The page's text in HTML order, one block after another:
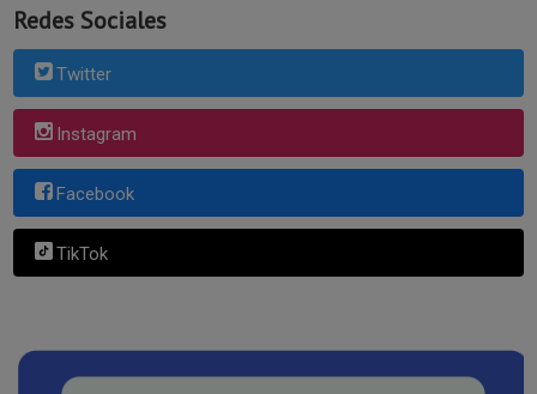
Redes Sociales
Twitter
Instagram
Facebook
TikTok